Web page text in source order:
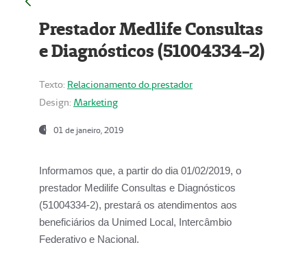
Prestador Medlife Consultas
e Diagnósticos (51004334-2)
Texto: Relacionamento do prestador
Design: Marketing
01 de janeiro, 2019
Informamos que, a partir do dia 01/02/2019, o
prestador Medilife Consultas e Diagnósticos
(51004334-2), prestará os atendimentos aos
beneficiários da Unimed Local, Intercâmbio
Federativo e Nacional.